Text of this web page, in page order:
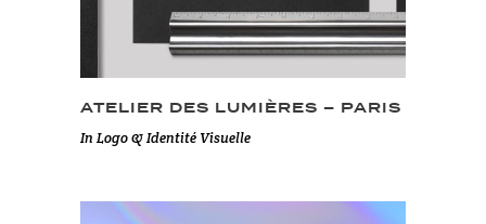
ATELIER DES LUMIÈRES – PARIS
In Logo & Identité Visuelle